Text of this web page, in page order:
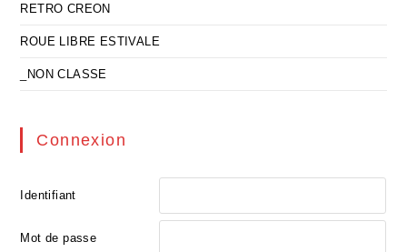
RETRO CREON
ROUE LIBRE ESTIVALE
_NON CLASSE
Connexion
Identifiant
Mot de passe